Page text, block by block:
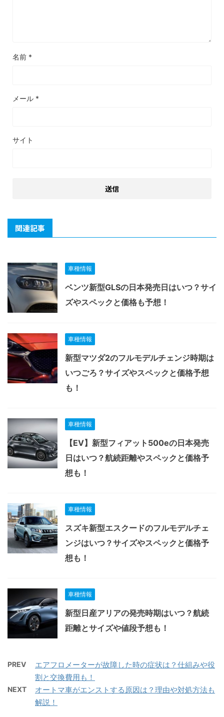
名前 *
メール *
サイト
関連記事
車種情報
ベンツ新型GLSの日本発売日はいつ？サイ
ズやスペックと価格も予想！
車種情報
新型マツダ2のフルモデルチェンジ時期は
いつごろ？サイズやスペックと価格予想
も！
車種情報
【EV】新型フィアット500eの日本発売
日はいつ？航続距離やスペックと価格予
想も！
車種情報
スズキ新型エスクードのフルモデルチェ
ンジはいつ？サイズやスペックと価格予
想も！
車種情報
新型日産アリアの発売時期はいつ？航続
距離とサイズや値段予想も！
PREV
エアフロメーターが故障した時の症状は？仕組みや役
割と交換費用も！
NEXT
オートマ車がエンストする原因は？理由や対処方法も
解説！